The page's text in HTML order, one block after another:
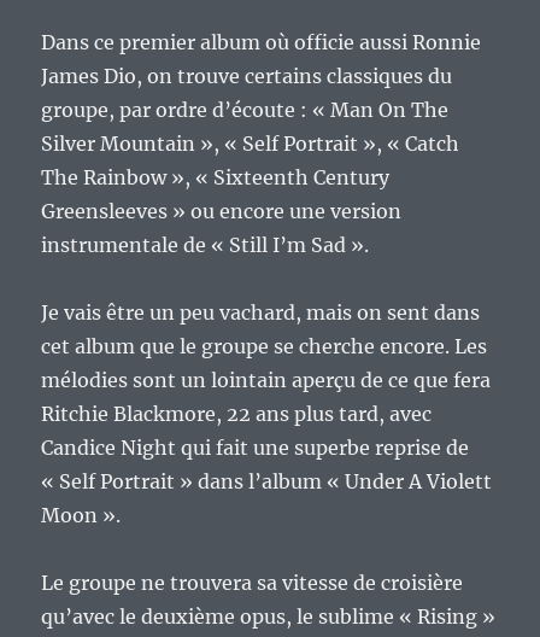
Dans ce premier album où officie aussi Ronnie
James Dio, on trouve certains classiques du
groupe, par ordre d’écoute : « Man On The
Silver Mountain », « Self Portrait », « Catch
The Rainbow », « Sixteenth Century
Greensleeves » ou encore une version
instrumentale de « Still I’m Sad ».
Je vais être un peu vachard, mais on sent dans
cet album que le groupe se cherche encore. Les
mélodies sont un lointain aperçu de ce que fera
Ritchie Blackmore, 22 ans plus tard, avec
Candice Night qui fait une superbe reprise de
« Self Portrait » dans l’album « Under A Violett
Moon ».
Le groupe ne trouvera sa vitesse de croisière
qu’avec le deuxième opus, le sublime « Rising »